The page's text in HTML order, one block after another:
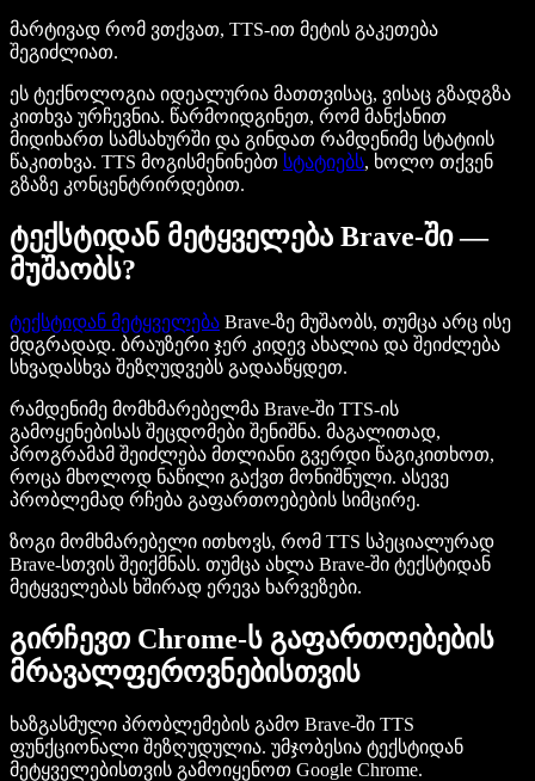
მარტივად რომ ვთქვათ, TTS-ით მეტის გაკეთება
შეგიძლიათ.
ეს ტექნოლოგია იდეალურია მათთვისაც, ვისაც გზადგზა
კითხვა ურჩევნია. წარმოიდგინეთ, რომ მანქანით
მიდიხართ სამსახურში და გინდათ რამდენიმე სტატიის
წაკითხვა. TTS მოგისმენინებთ სტატიებს, ხოლო თქვენ
გზაზე კონცენტრირდებით.
ტექსტიდან მეტყველება Brave-ში —
მუშაობს?
ტექსტიდან მეტყველება Brave-ზე მუშაობს, თუმცა არც ისე
მდგრადად. ბრაუზერი ჯერ კიდევ ახალია და შეიძლება
სხვადასხვა შეზღუდვებს გადააწყდეთ.
რამდენიმე მომხმარებელმა Brave-ში TTS-ის
გამოყენებისას შეცდომები შენიშნა. მაგალითად,
პროგრამამ შეიძლება მთლიანი გვერდი წაგიკითხოთ,
როცა მხოლოდ ნაწილი გაქვთ მონიშნული. ასევე
პრობლემად რჩება გაფართოებების სიმცირე.
ზოგი მომხმარებელი ითხოვს, რომ TTS სპეციალურად
Brave-სთვის შეიქმნას. თუმცა ახლა Brave-ში ტექსტიდან
მეტყველებას ხშირად ერევა ხარვეზები.
გირჩევთ Chrome-ს გაფართოებების
მრავალფეროვნებისთვის
ხაზგასმული პრობლემების გამო Brave-ში TTS
ფუნქციონალი შეზღუდულია. უმჯობესია ტექსტიდან
მეტყველებისთვის გამოიყენოთ Google Chrome.